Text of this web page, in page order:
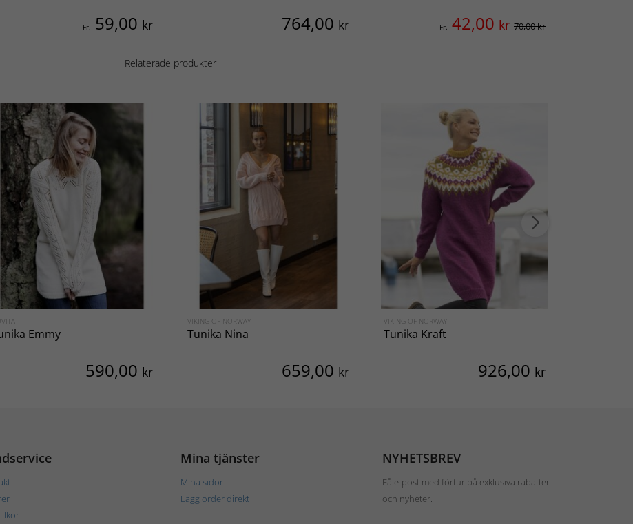
Fr. 59,00 kr 764,00 kr Fr. 42,00 kr 70,00 kr
Relaterade produkter
Emmy
590,00 kr
VIKING OF NORWAY
Tunika Nina
659,00 kr
VIKING OF NORWAY
Tunika Kraft
926,00 kr
Mina tjänster
Mina sidor
Lägg order direkt
NYHETSBREV
Få e-post med förtur på exklusiva rabatter
och nyheter.